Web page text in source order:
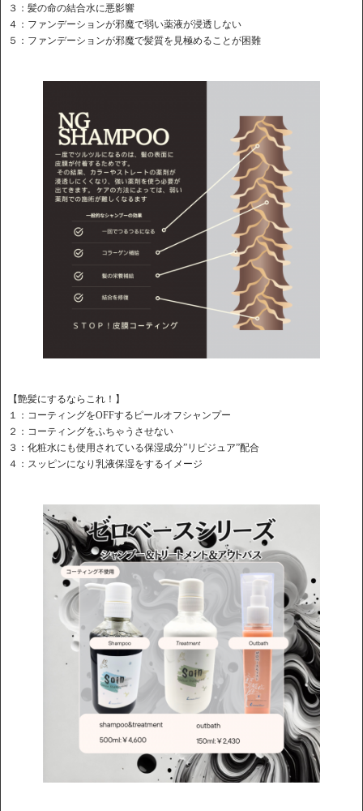
３：髪の命の結合水に悪影響
４：ファンデーションが邪魔で弱い薬液が浸透しない
５：ファンデーションが邪魔で髪質を見極めることが困難
【艶髪にするならこれ！】
１：コーティングをOFFするピールオフシャンプー
２：コーティングをふちゃうさせない
３：化粧水にも使用されている保湿成分”リピジュア”配合
４：スッピンになり乳液保湿をするイメージ